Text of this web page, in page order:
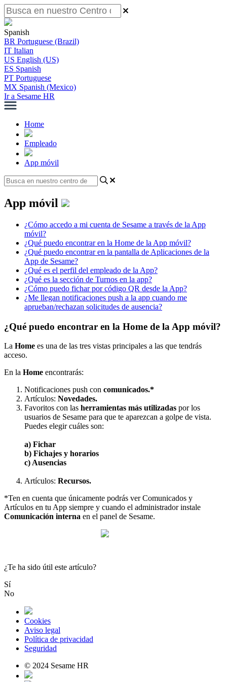
Spanish
BR Portuguese (Brazil)
IT Italian
US English (US)
ES Spanish
PT Portuguese
MX Spanish (Mexico)
Ir a Sesame HR
Home
Empleado
App móvil
App móvil
¿Cómo accedo a mi cuenta de Sesame a través de la App
móvil?
¿Qué puedo encontrar en la Home de la App móvil?
¿Qué puedo encontrar en la pantalla de Aplicaciones de la
App de Sesame?
¿Qué es el perfil del empleado de la App?
¿Qué es la sección de Turnos en la app?
¿Cómo puedo fichar por código QR desde la App?
¿Me llegan notificaciones push a la app cuando me
aprueban/rechazan solicitudes de ausencia?
¿Qué puedo encontrar en la Home de la App móvil?
La Home es una de las tres vistas principales a las que tendrás
acceso.
En la Home encontrarás:
Notificaciones push con comunicados.*
Artículos: Novedades.
Favoritos con las herramientas más utilizadas por los
usuarios de Sesame para que te aparezcan a golpe de vista.
Puedes elegir cuáles son:
a) Fichar
b) Fichajes y horarios
c) Ausencias
Artículos: Recursos.
*Ten en cuenta que únicamente podrás ver Comunicados y
Artículos en tu App siempre y cuando el administrador instale
Comunicación interna en el panel de Sesame.
¿Te ha sido útil este artículo?
Sí
No
Cookies
Aviso legal
Política de privacidad
Seguridad
© 2024 Sesame HR